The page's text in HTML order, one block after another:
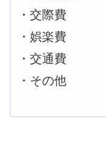
・交際費
・娯楽費
・交通費
・その他